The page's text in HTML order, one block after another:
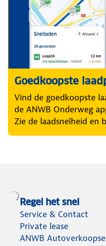
Goedkoopste
Vind de goedkoopste
de ANWB Onderweg
Zie de laadsnelheid en
Regel het snel
Service & Contact
Private lease
ANWB